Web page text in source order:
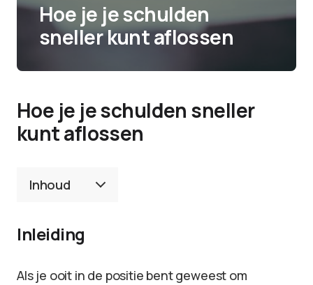
Hoe je je schulden
sneller kunt aflossen
Hoe je je schulden sneller
kunt aflossen
Inhoud
Inleiding
Als je ooit in de positie bent geweest om